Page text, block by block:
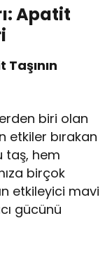
Apatit
biri olan
etkiler bırakan
taş, hem
birçok
etkileyici mavi
gücünü